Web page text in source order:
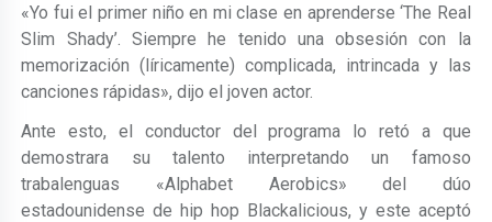
«Yo fui el primer niño en mi clase en aprenderse ‘The Real
Slim Shady’. Siempre he tenido una obsesión con la
memorización (líricamente) complicada, intrincada y las
canciones rápidas», dijo el joven actor.
Ante esto, el conductor del programa lo retó a que
demostrara su talento interpretando un famoso
trabalenguas «Alphabet Aerobics» del dúo
estadounidense de hip hop Blackalicious, y este aceptó